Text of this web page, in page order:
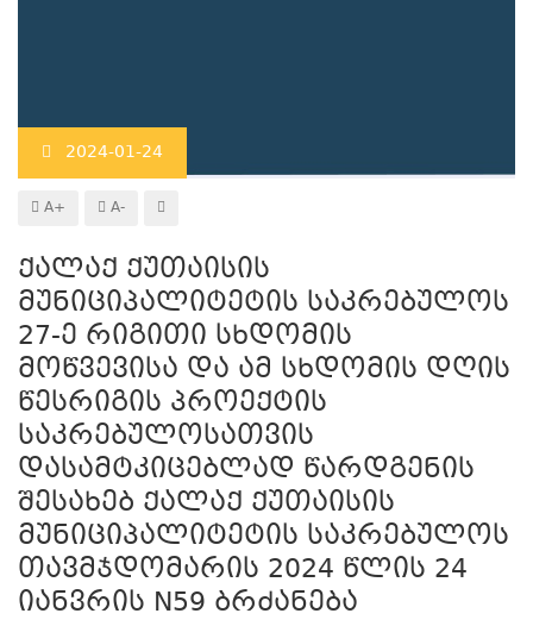
2024-01-24
A+ A-
ქალაქ ქუთაისის
მუნიციპალიტეტის საკრებულოს
27-ე რიგითი სხდომის
მოწვევისა და ამ სხდომის დღის
წესრიგის პროექტის
საკრებულოსათვის
დასამტკიცებლად წარდგენის
შესახებ ქალაქ ქუთაისის
მუნიციპალიტეტის საკრებულოს
თავმჯდომარის 2024 წლის 24
იანვრის N59 ბრძანება